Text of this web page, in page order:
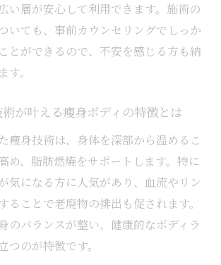
ト・筋肉・痩身で理想を叶える施
の施術後に期待できる変化を紹介
ョン活用した美ボディ作り
テーションの原理とダイエット・痩
肪を整えるキャビテーション施術
ステで人気のキャビテーションの選
ーションと脂肪冷却の相乗活用術
い層が安心して利用できます。施術の
いても、事前カウンセリングでしっか
とができるので、不安を感じる方も納
。
が叶える痩身ボディの特徴とは
痩身技術は、身体を深部から温めるこ
め、脂肪燃焼をサポートします。特に
気になる方に人気があり、血流やリン
ることで老廃物の排出も促されます。
のバランスが整い、健康的なボディラ
つのが特徴です。